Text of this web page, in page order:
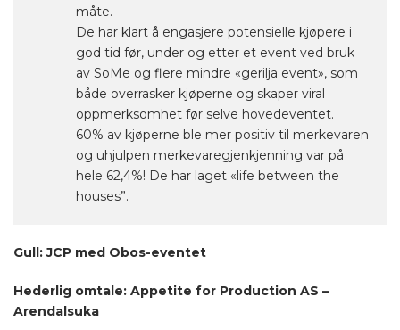
måte.
De har klart å engasjere potensielle kjøpere i
god tid før, under og etter et event ved bruk
av SoMe og flere mindre «gerilja event», som
både overrasker kjøperne og skaper viral
oppmerksomhet før selve hovedeventet.
60% av kjøperne ble mer positiv til merkevaren
og uhjulpen merkevaregjenkjenning var på
hele 62,4%! De har laget «life between the
houses”.
Gull: JCP med Obos-eventet
Hederlig omtale: Appetite for Production AS –
Arendalsuka